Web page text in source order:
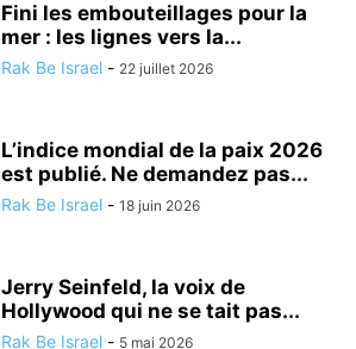
Fini les embouteillages pour la
mer : les lignes vers la...
Rak Be Israel - 22 juillet 2026
L’indice mondial de la paix 2026
est publié. Ne demandez pas...
Rak Be Israel - 18 juin 2026
Jerry Seinfeld, la voix de
Hollywood qui ne se tait pas...
Rak Be Israel - 5 mai 2026